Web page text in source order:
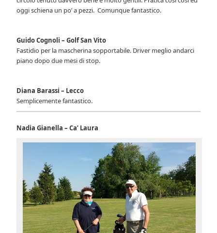
oggi schiena un po’ a pezzi. Comunque fantastico.
Guido Cognoli – Golf San Vito
Fastidio per la mascherina sopportabile. Driver meglio andarci
piano dopo due mesi di stop.
Diana Barassi – Lecco
Semplicemente fantastico.
Nadia Gianella – Ca’ Laura